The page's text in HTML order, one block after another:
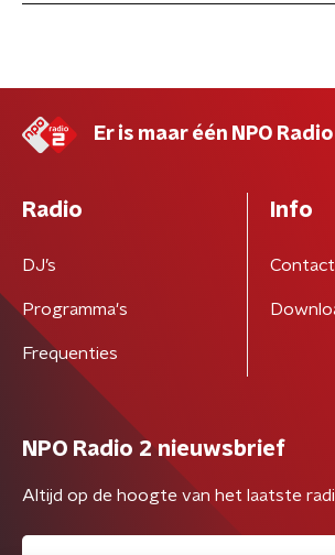
Er is maar één NPO
Radio
DJ’s
Programma's
Frequenties
Info
Contact
NPO Radio 2 nieuwsbrief
Altijd op de hoogte van het laatste